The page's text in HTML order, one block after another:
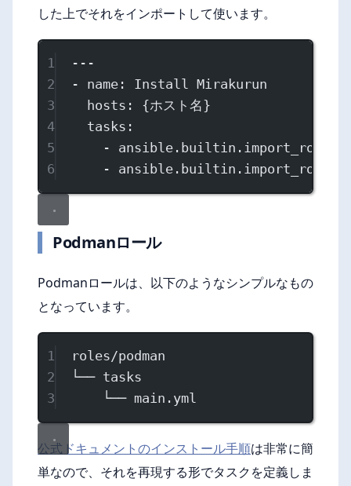
した上でそれをインポートして使います。
1
---
2
- name : Install Mirakurun
3
hosts : {ホスト名}
4
tasks :
5
- ansible.builtin.import_role
6
- ansible.builtin.import_role
Podmanロール
Podmanロールは、以下のようなシンプルなもの
となっています。
1
roles/podman
2
└── tasks
3
└── main.yml
公式ドキュメントのインストール手順は非常に簡
単なので、それを再現する形でタスクを定義しま